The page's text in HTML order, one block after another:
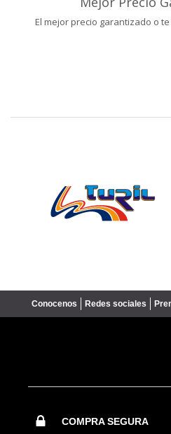
El mejor precio garantizado o
Conocenos Redes sociales
COMPRA SEGURA